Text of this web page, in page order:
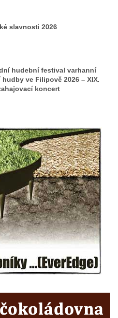
859 v
poblíž
v
kasáren v
domu čp.
čp. 55 v
v
v
slavnosti 2026
hudební festival varhanní
ve Filipově 2026 – XIX.
koncert